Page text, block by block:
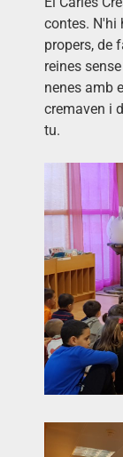
contes. N'hi
propers, de
reines
nenes amb
cremaven i
tu.